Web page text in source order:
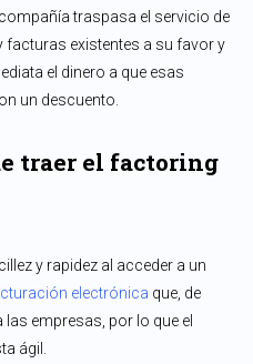
traspasa el servicio de
existentes a su favor y
el dinero a que esas
un descuento.
traer el factoring
y rapidez al acceder a un
electrónica que, de
empresas, por lo que el
ágil.